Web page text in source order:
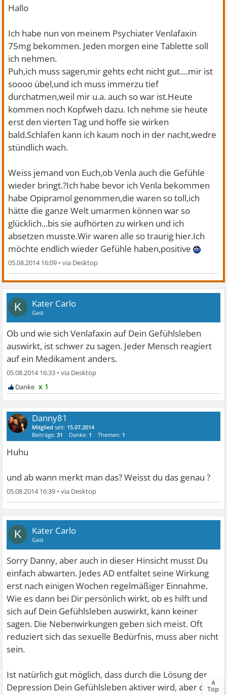
Hallo
Ich habe nun von meinem Psychiater Venlafaxin
75mg bekommen. Jeden morgen eine Tablette soll
ich nehmen.
Puh,ich muss sagen,mir gehts echt nicht gut....mir ist
soooo übel,und ich muss immerzu tief
durchatmen,weil mir u.a. auch so war ist.Heute
kommen noch Kopfweh dazu. Ich nehme sie heute
erst den vierten Tag und hoffe sie wirken
bald.Schlafen kann ich kaum noch in der nacht,wedre
stündlich wach.
Weiss jemand von Euch,ob Venla auch die Gefühle
wieder bringt.?Ich habe bevor ich Venla bekommen
habe Opipramol genommen,die waren so toll,ich
hätte die ganze Welt umarmen können war so
glücklich...bis sie aufhörten zu wirken und ich
absetzen musste.Wir waren alle so traurig hier.Ich
möchte endlich wieder Gefühle haben,positive
05.08.2014 16:09 •
K Kater Carlo
Gast
Ob und wie sich Venlafaxin auf Dein Gefühlsleben
auswirkt, ist schwer zu sagen. Jeder Mensch reagiert
auf ein Medikament anders.
05.08.2014 16:33 •
x 1
Danny81
Mitglied seit: 15.07.2014
Beiträge:31 Danke: 1 Themen: 1
Huhu
und ab wann merkt man das? Weisst du das genau ?
05.08.2014 16:39 •
K Kater Carlo
Gast
Sorry Danny, aber auch in dieser Hinsicht musst Du
einfach abwarten. Jedes AD entfaltet seine Wirkung
erst nach einigen Wochen regelmäßiger Einnahme.
Wie es dann bei Dir persönlich wirkt, ob es hilft und
sich auf Dein Gefühlsleben auswirkt, kann keiner
sagen. Die Nebenwirkungen geben sich meist. Oft
reduziert sich das sexuelle Bedürfnis, muss aber nicht
sein.
Ist natürlich gut möglich, dass durch die Lösung der
Depression Dein Gefühlsleben aktiver wird, aber ob∧
Top